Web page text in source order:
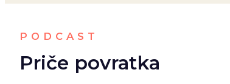
PODCAST
Priče povratka